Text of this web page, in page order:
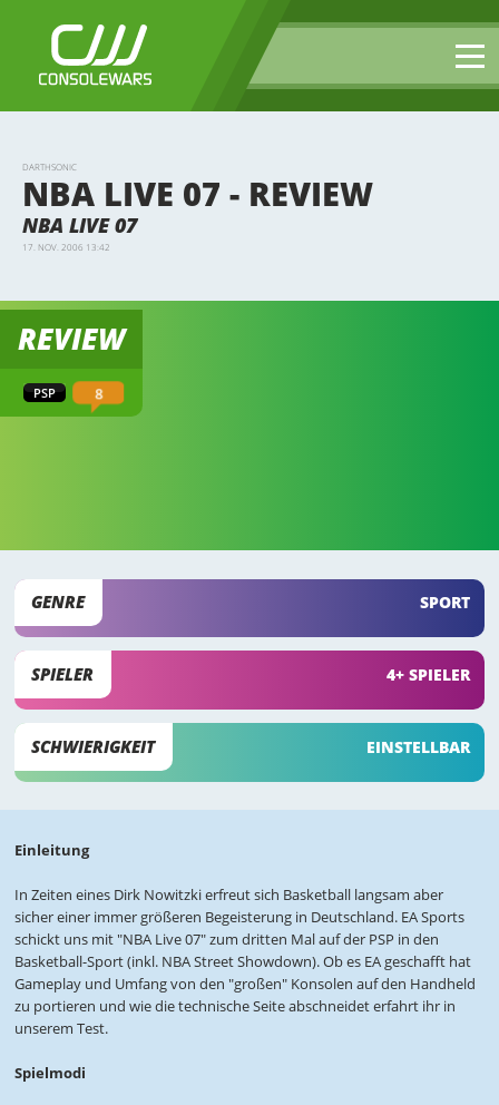
DARTHSONIC
NBA LIVE 07 - REVIEW
NBA LIVE 07
17. NOV. 2006 13:42
REVIEW
PSP 8
GENRE SPORT
SPIELER 4+ SPIELER
SCHWIERIGKEIT EINSTELLBAR
Einleitung
In Zeiten eines Dirk Nowitzki erfreut sich Basketball langsam aber
sicher einer immer größeren Begeisterung in Deutschland. EA Sports
schickt uns mit "NBA Live 07" zum dritten Mal auf der PSP in den
Basketball-Sport (inkl. NBA Street Showdown). Ob es EA geschafft hat
Gameplay und Umfang von den "großen" Konsolen auf den Handheld
zu portieren und wie die technische Seite abschneidet erfahrt ihr in
unserem Test.
Spielmodi